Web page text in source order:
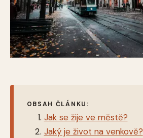
OBSAH ČLÁNKU:
Jak se žije ve městě?
Jaký je život na venkově?